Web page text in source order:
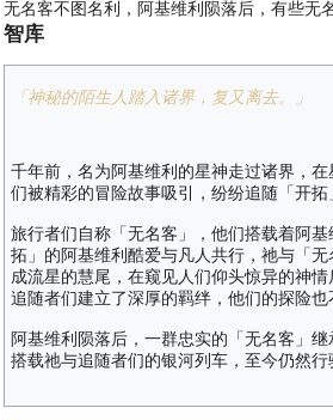
无名客不图名利，阿基维利陨落后，有些无
智库
「神秘的陌生人踏入诸界，复又离去。」
千年前，名为阿基维利的星神走过诸界，
们被精彩的冒险故事吸引，纷纷追随「开拓
旅行者们自称「无名客」，他们搭载着阿
拓」的阿基维利酷爱与凡人共行，祂与「
成流星的慧尾，在窥见人们仰头惊异的神
追随者们建立了深厚的羁绊，他们的探险
阿基维利陨落后，一群忠实的「无名客」
搭载祂与追随者们的银河列车，至今仍然